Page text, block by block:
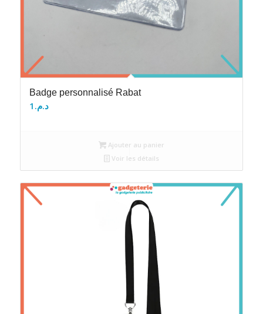
Badge personnalisé Rabat
د.م. 1
Ajouter au panier
Voir les détails